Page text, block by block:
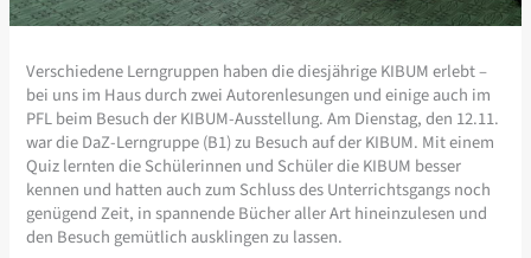
Verschiedene Lerngruppen haben die diesjährige KIBUM erlebt –
bei uns im Haus durch zwei Autorenlesungen und einige auch im
PFL beim Besuch der KIBUM-Ausstellung. Am Dienstag, den 12.11.
war die DaZ-Lerngruppe (B1) zu Besuch auf der KIBUM. Mit einem
Quiz lernten die Schülerinnen und Schüler die KIBUM besser
kennen und hatten auch zum Schluss des Unterrichtsgangs noch
genügend Zeit, in spannende Bücher aller Art hineinzulesen und
den Besuch gemütlich ausklingen zu lassen.